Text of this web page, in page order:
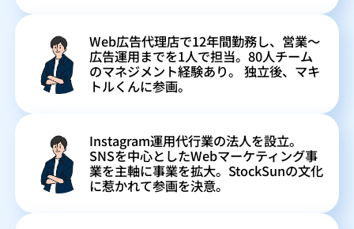
Web広告代理店で12年間勤務し、営業〜
広告運用までを1人で担当。80人チーム
のマネジメント経験あり。 独立後、マキ
トルくんに参画。
Instagram運用代行業の法人を設立。
SNSを中心としたWebマーケティング事
業を主軸に事業を拡大。StockSunの文化
に惹かれて参画を決意。